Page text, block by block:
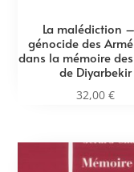
La malédiction
génocide des
dans la mémoire
de Diyarbekir
32,00€